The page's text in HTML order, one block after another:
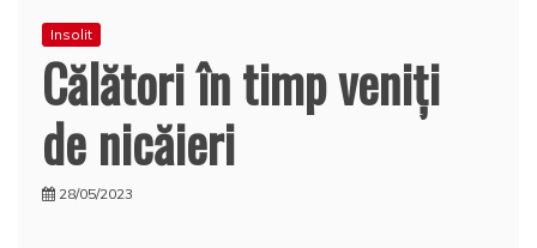
Insolit
Călători în timp veniţi
de nicăieri
28/05/2023